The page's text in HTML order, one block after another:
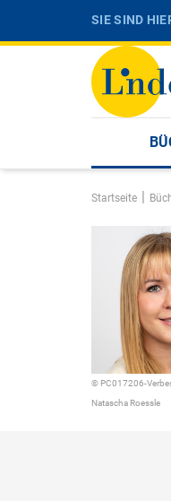
SIE SIND
Startseite |
© PC017206-
Natascha Roessle